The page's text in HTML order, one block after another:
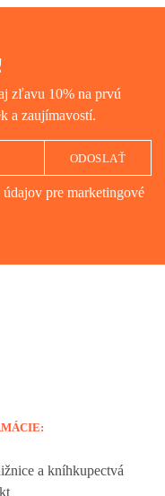
zľavu 10% na prvú
a zaujímavostí.
pre marketingové
ODOSLAŤ
a kníhkupectvá